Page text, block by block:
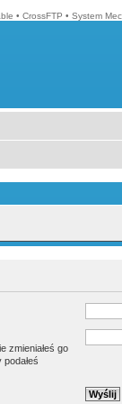
• CrossFTP • System
zmieniałeś go